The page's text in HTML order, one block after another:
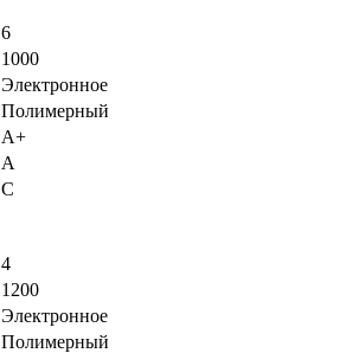
6
1000
Электронное
Полимерный
А+
А
С
4
1200
Электронное
Полимерный